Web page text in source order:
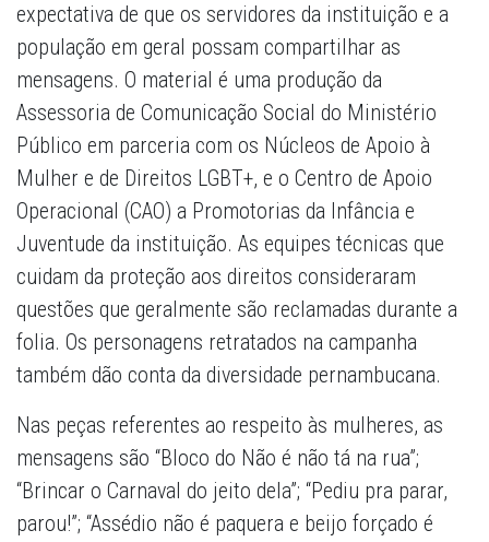
expectativa de que os servidores da instituição e a
população em geral possam compartilhar as
mensagens. O material é uma produção da
Assessoria de Comunicação Social do Ministério
Público em parceria com os Núcleos de Apoio à
Mulher e de Direitos LGBT+, e o Centro de Apoio
Operacional (CAO) a Promotorias da Infância e
Juventude da instituição. As equipes técnicas que
cuidam da proteção aos direitos consideraram
questões que geralmente são reclamadas durante a
folia. Os personagens retratados na campanha
também dão conta da diversidade pernambucana.
Nas peças referentes ao respeito às mulheres, as
mensagens são “Bloco do Não é não tá na rua”;
“Brincar o Carnaval do jeito dela”; “Pediu pra parar,
parou!”; “Assédio não é paquera e beijo forçado é